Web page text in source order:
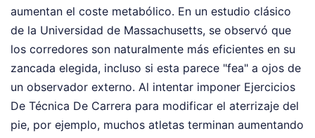
aumentan el coste metabólico. En un estudio clásico
de la Universidad de Massachusetts, se observó que
los corredores son naturalmente más eficientes en su
zancada elegida, incluso si esta parece "fea" a ojos de
un observador externo. Al intentar imponer Ejercicios
De Técnica De Carrera para modificar el aterrizaje del
pie, por ejemplo, muchos atletas terminan aumentando